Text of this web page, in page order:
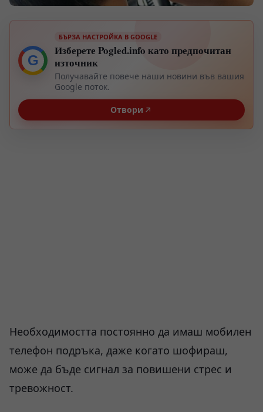
G
БЪРЗА НАСТРОЙКА В GOOGLE
Изберете Pogled.info като предпочитан
източник
Получавайте повече наши новини във вашия
Google поток.
Отвори
Необходимостта постоянно да имаш мобилен
телефон подръка, даже когато шофираш,
може да бъде сигнал за повишени стрес и
тревожност.